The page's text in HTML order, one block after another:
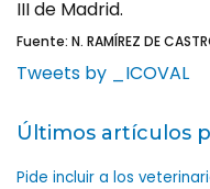
III de Madrid.
Fuente: N. RAMÍREZ DE
Tweets by _ICOVAL
Últimos artículos
Pide incluir a los